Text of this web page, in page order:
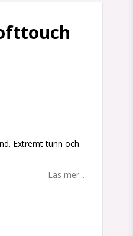
Extremt tunn och
Läs mer...